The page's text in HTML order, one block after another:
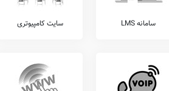
کان پاک پاکدامن بهر زیارت آمد
گردآوری شده است. به همین جهت ممکن است در برخی از
در این خصوص دارید عمیقاً خواهشمندیم ما را جهت
سامانه LMS سایت کامپیوتری